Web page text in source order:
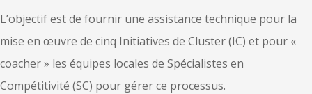
L’objectif est de fournir une assistance technique pour la
mise en œuvre de cinq Initiatives de Cluster (IC) et pour «
coacher » les équipes locales de Spécialistes en
Compétitivité (SC) pour gérer ce processus.